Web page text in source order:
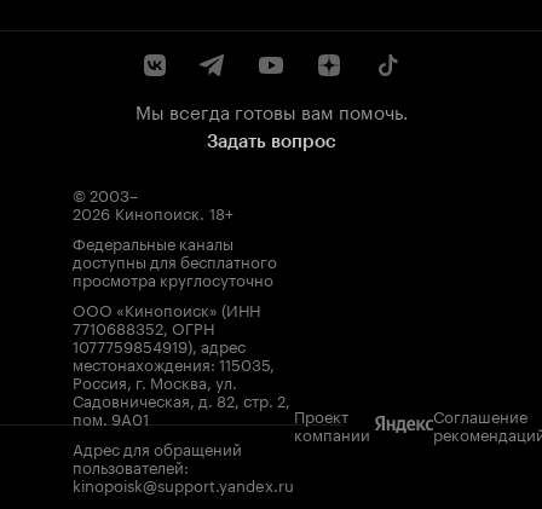
Мы всегда готовы вам помочь.
Задать вопрос
© 2003–
2026 Кинопоиск. 18+
Федеральные каналы
доступны для бесплатного
просмотра круглосуточно
ООО «Кинопоиск» (ИНН
7710688352, ОГРН
1077759854919), адрес
местонахождения: 115035,
Россия, г. Москва, ул.
Садовническая, д. 82, стр. 2,
пом. 9А01
Адрес для обращений
пользователей:
kinopoisk@support.yandex.ru
Проект
компании
Соглашение